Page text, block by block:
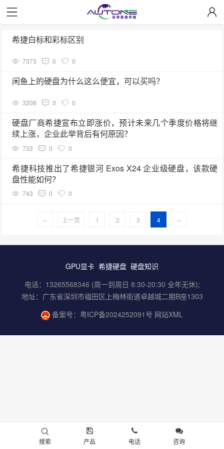
希捷白标和彩标区别
7373 0 0
闲鱼上的硬盘为什么这么便宜，可以买吗？
3208 0 0
硬盘厂商希捷宣布立即涨价，预计未来几个季度价格将继
续上涨，企业此举背后有何原因？
733 0 0
希捷科技推出了希捷银河 Exos X24 企业级硬盘，该款硬
盘性能如何？
743 0 0
‹‹ 上一页 1 2 3 4 ››
GPU显卡 希捷硬盘 硬盘知识
电话：13265568346 (周一到周日 8:30-20:30 全年无休);
地址：广东省深圳市福田区上梅林街道卓越城二期B座1303
备案号： 粤ICP备2024252091号 网站XML
搜索 产品 电话 咨询